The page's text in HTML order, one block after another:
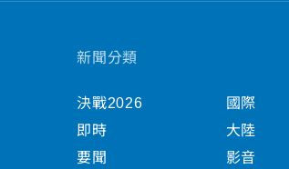
新聞分類
決戰2026
即時
要聞
國際
大陸
影音